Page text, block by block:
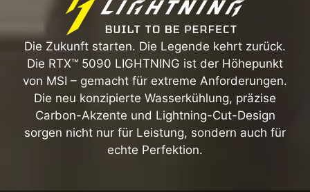
Die Zukunft starten. Die Legende kehrt zurück.
Die RTX™ 5090 LIGHTNING ist der Höhepunkt
von MSI – gemacht für extreme Anforderungen.
Die neu konzipierte Wasserkühlung, präzise
Carbon-Akzente und Lightning-Cut-Design
sorgen nicht nur für Leistung, sondern auch für
echte Perfektion.